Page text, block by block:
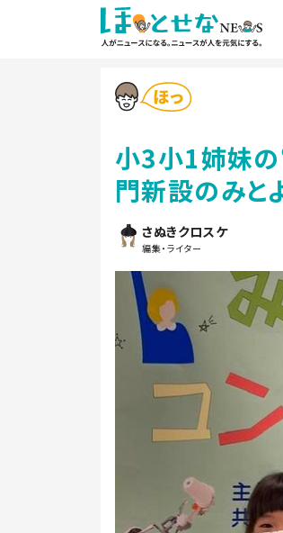
小3小1姉妹
門新設のみと
さぬきクロスケ
編集・ライター